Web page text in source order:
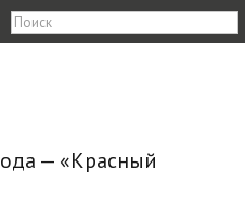
— «Красный